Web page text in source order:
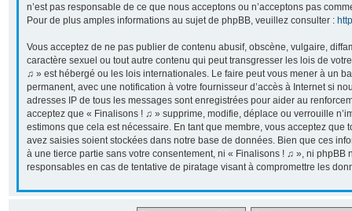
n’est pas responsable de ce que nous acceptons ou n’acceptons pas
Pour de plus amples informations au sujet de phpBB, veuillez consulter :
Vous acceptez de ne pas publier de contenu abusif, obscène, vulgaire,
caractère sexuel ou tout autre contenu qui peut transgresser les lois de
♫ » est hébergé ou les lois internationales. Le faire peut vous mener à un
permanent, avec une notification à votre fournisseur d’accès à Internet si
adresses IP de tous les messages sont enregistrées pour aider au
acceptez que « Finalisons ! ♫ » supprime, modifie, déplace ou verrouille
estimons que cela est nécessaire. En tant que membre, vous acceptez que
avez saisies soient stockées dans notre base de données. Bien que ces
à une tierce partie sans votre consentement, ni « Finalisons ! ♫ », ni phpBB
responsables en cas de tentative de piratage visant à compromettre les